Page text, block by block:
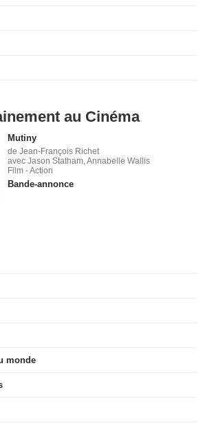
au Cinéma
Mutiny
de Jean-François Richet
avec Jason Statham, Annabelle Wallis
Film - Action
Bande-annonce
monde